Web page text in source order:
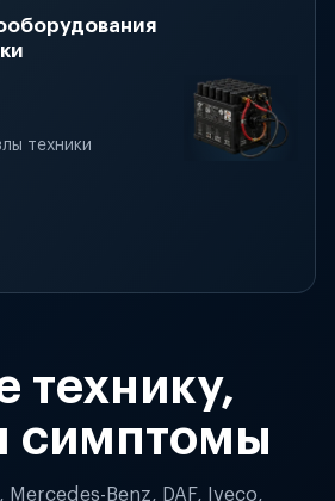
техники
технику,
симптомы
Mercedes-Benz, DAF, Iveco,